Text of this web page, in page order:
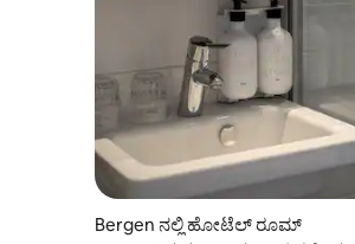
Bergen ನಲ್ಲಿ ಹೋಟೆಲ್ ರೂಮ್